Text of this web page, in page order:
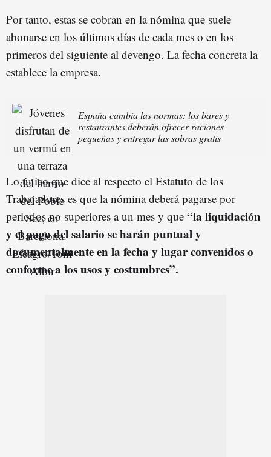
Por tanto, estas se cobran en la nómina que suele
abonarse en los últimos días de cada mes o en los
primeros del siguiente al devengo. La fecha concreta la
establece la empresa.
España cambia las normas: los bares y
restaurantes deberán ofrecer raciones
pequeñas y entregar las sobras gratis
Lo único que dice al respecto el Estatuto de los
Trabajadores es que la nómina deberá pagarse por
periodos no superiores a un mes y que “la liquidación
y el pago del salario se harán puntual y
documentalmente en la fecha y lugar convenidos o
conforme a los usos y costumbres”.